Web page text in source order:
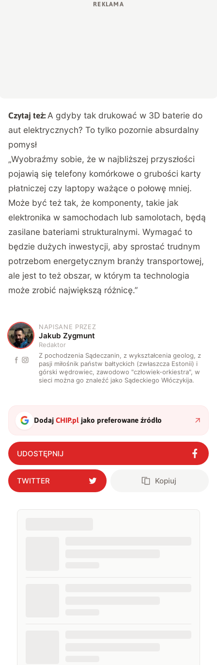
Czytaj też:A gdyby tak drukować w 3D baterie do
aut elektrycznych? To tylko pozornie absurdalny
pomysł
„Wyobraźmy sobie, że w najbliższej przyszłości
pojawią się telefony komórkowe o grubości karty
płatniczej czy laptopy ważące o połowę mniej.
Może być też tak, że komponenty, takie jak
elektronika w samochodach lub samolotach, będą
zasilane bateriami strukturalnymi. Wymagać to
będzie dużych inwestycji, aby sprostać trudnym
potrzebom energetycznym branży transportowej,
ale jest to też obszar, w którym ta technologia
może zrobić największą różnicę.”
J
NAPISANE PRZEZ
Jakub Zygmunt
Redaktor
Z pochodzenia Sądeczanin, z wykształcenia geolog, z
pasji miłośnik państw bałtyckich (zwłaszcza Estonii) i
górski wędrowiec, zawodowo "człowiek-orkiestra", w
sieci można go znaleźć jako Sądeckiego Włóczykija.
DodajCHIP.pl jako preferowane źródło
UDOSTĘPNIJ
TWITTER Kopiuj